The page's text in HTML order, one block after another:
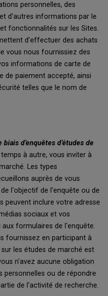
personnelles, des
d'autres informations par le
fonctionnalités sur les Sites.
d'effectuer des achats
vous nous fournissiez des
informations de carte de
de paiement accepté, ainsi
telles que le nom de
d’enquêtes d’études de
à autre, vous inviter à
Les types
auprès de vous
l'objectif de l'enquête ou de
peuvent inclure votre adresse
sociaux et vos
formulaires de l'enquête.
fournissez en participant à
les études de marché est
n'avez aucune obligation
ou de répondre
de l'activité de recherche.